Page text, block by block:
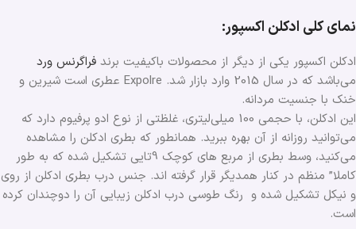
نمای کلی ادکلن اکسپور:
ادکلن اکسپور یکی از دیگر از محصولات باکیفیت برند فراگرنس ورد
می‌باشد که در سال 2015 وارد بازار شد. Expolre عطری است شیرین و
خنک با جنسیت مردانه.
این ادکلن، با حجمی 100 میلی‌لیتری، غلظتی از نوع ادو پرفیوم دارد که
می‌توانید روزانه از آن بهره ببرید. همانطور که بطری ادکلن را مشاهده
می‌کنید، وسط بطری از مربع های کوچک 9تایی تشکیل شده که به طور
کاملا” منظم در کنار همدیگر قرار گرفته اند. جنس درب بطری ادکلن از روی
و نیکل تشکیل شده و رنگ طوسی درب ادکلن زیبایی آن را دوچندان کرده
است.